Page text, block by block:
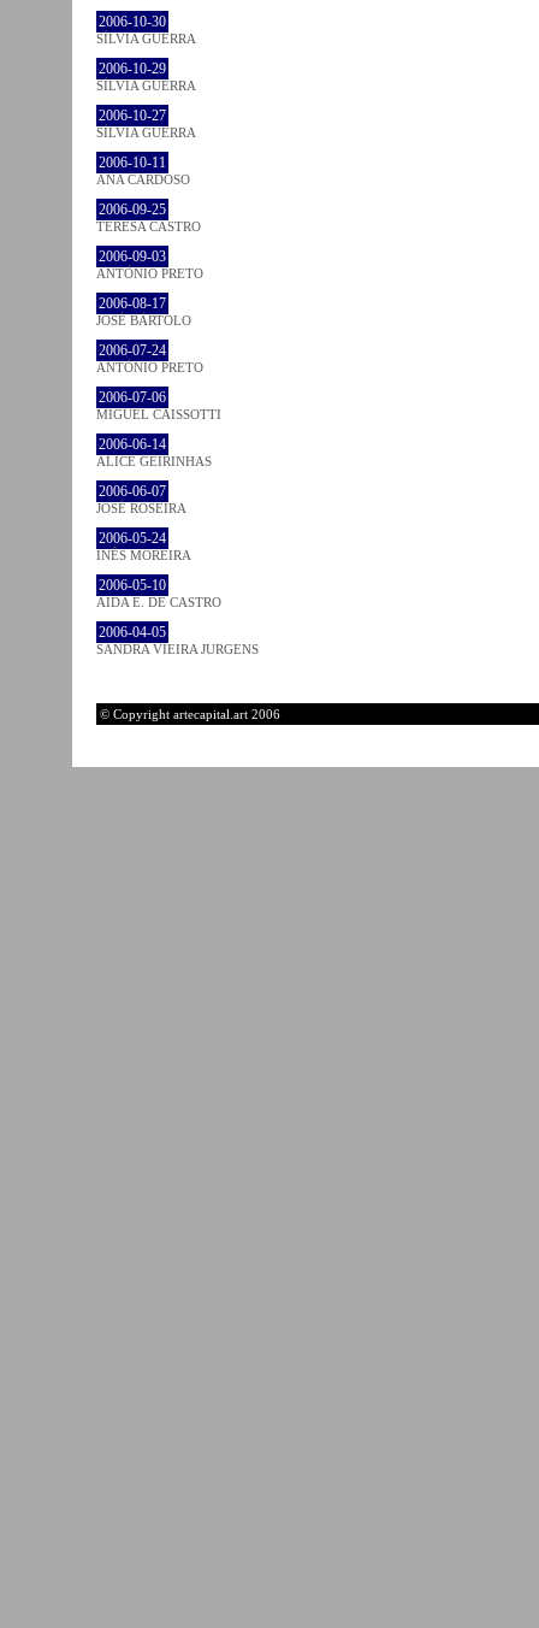
2006-10-30
SÍLVIA GUERRA
2006-10-29
SÍLVIA GUERRA
2006-10-27
SÍLVIA GUERRA
2006-10-11
ANA CARDOSO
2006-09-25
TERESA CASTRO
2006-09-03
ANTÓNIO PRETO
2006-08-17
JOSÉ BÁRTOLO
2006-07-24
ANTÓNIO PRETO
2006-07-06
MIGUEL CAISSOTTI
2006-06-14
ALICE GEIRINHAS
2006-06-07
JOSÉ ROSEIRA
2006-05-24
INÊS MOREIRA
2006-05-10
AIDA E. DE CASTRO
2006-04-05
SANDRA VIEIRA JURGENS
© Copyright artecapital.art 2006